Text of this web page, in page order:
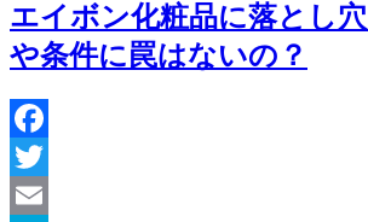
エイボン化粧品に落とし
や条件に罠はないの？
Facebook
Twitter